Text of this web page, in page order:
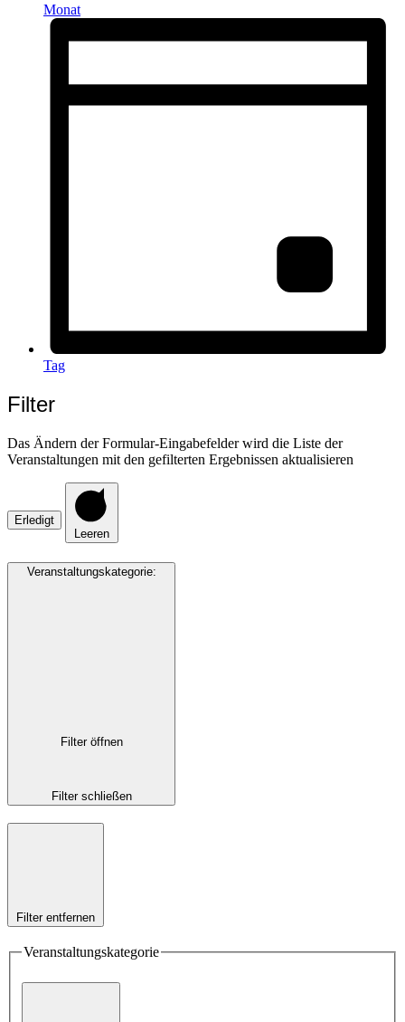
Monat
Tag
Filter
Das Ändern der Formular-Eingabefelder wird die Liste der
Veranstaltungen mit den gefilterten Ergebnissen aktualisieren
Erledigt
Leeren
Veranstaltungskategorie:
Filter öffnen
Filter schließen
Filter entfernen
Veranstaltungskategorie